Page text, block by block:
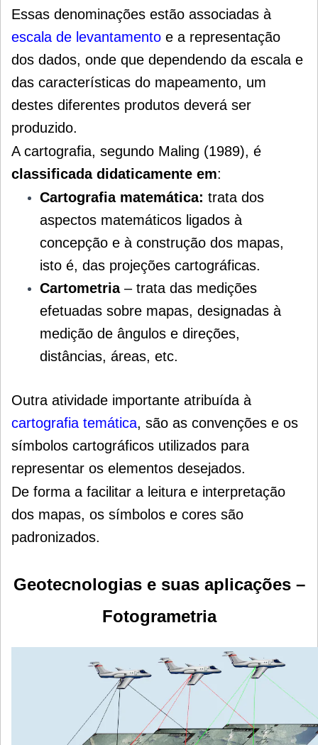
Essas denominações estão associadas à
escala de levantamento e a representação
dos dados, onde que dependendo da escala e
das características do mapeamento, um
destes diferentes produtos deverá ser
produzido.
A cartografia, segundo Maling (1989), é
classificada didaticamente em:
Cartografia matemática: trata dos
aspectos matemáticos ligados à
concepção e à construção dos mapas,
isto é, das projeções cartográficas.
Cartometria– trata das medições
efetuadas sobre mapas, designadas à
medição de ângulos e direções,
distâncias, áreas, etc.
Outra atividade importante atribuída à
cartografia temática, são as convenções e os
símbolos cartográficos utilizados para
representar os elementos desejados.
De forma a facilitar a leitura e interpretação
dos mapas, os símbolos e cores são
padronizados.
Geotecnologias e suas aplicações –
Fotogrametria